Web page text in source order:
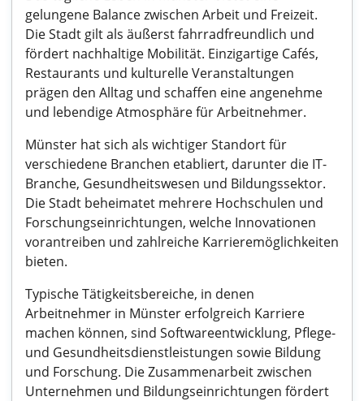
gelungene Balance zwischen Arbeit und Freizeit.
Die Stadt gilt als äußerst fahrradfreundlich und
fördert nachhaltige Mobilität. Einzigartige Cafés,
Restaurants und kulturelle Veranstaltungen
prägen den Alltag und schaffen eine angenehme
und lebendige Atmosphäre für Arbeitnehmer.
Münster hat sich als wichtiger Standort für
verschiedene Branchen etabliert, darunter die IT-
Branche, Gesundheitswesen und Bildungssektor.
Die Stadt beheimatet mehrere Hochschulen und
Forschungseinrichtungen, welche Innovationen
vorantreiben und zahlreiche Karrieremöglichkeiten
bieten.
Typische Tätigkeitsbereiche, in denen
Arbeitnehmer in Münster erfolgreich Karriere
machen können, sind Softwareentwicklung, Pflege-
und Gesundheitsdienstleistungen sowie Bildung
und Forschung. Die Zusammenarbeit zwischen
Unternehmen und Bildungseinrichtungen fördert